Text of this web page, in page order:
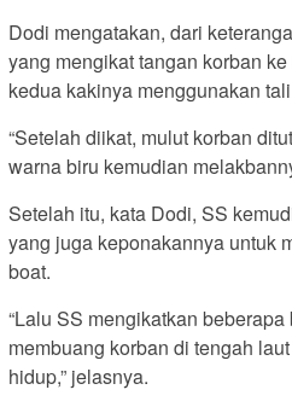
Dodi mengatakan, dari
yang mengikat tangan korban
kedua kakinya menggunakan
“Setelah diikat, mulut korban
warna biru kemudian
Setelah itu, kata Dodi, SS
yang juga keponakannya untuk
boat.
“Lalu SS mengikatkan
membuang korban di tengah
hidup,” jelasnya.